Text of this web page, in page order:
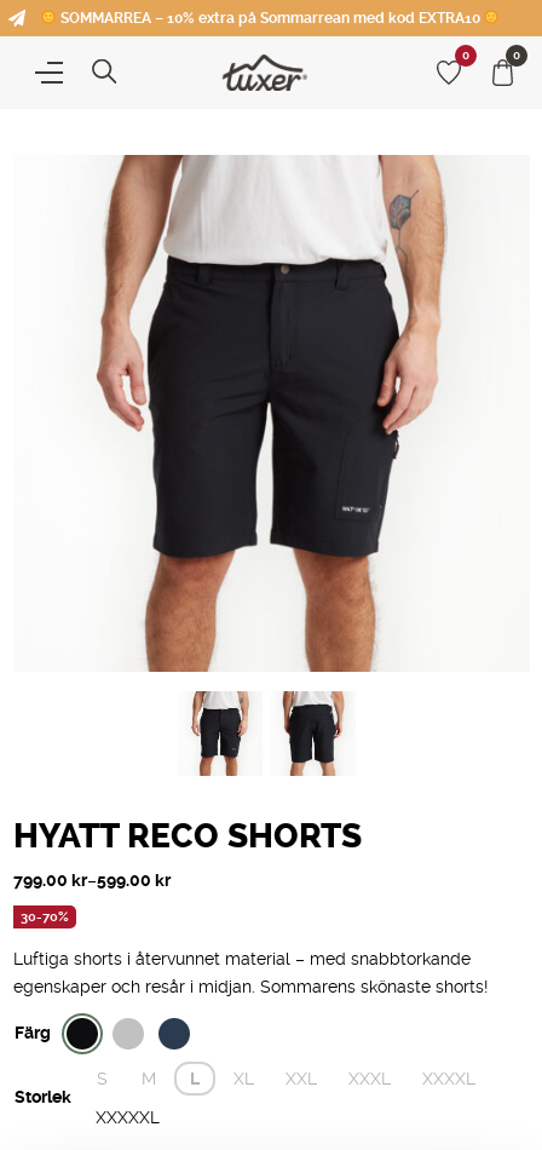
SOMMARREA – 10% extra på Sommarrean med kod EXTRA10
0 0
HYATT RECO SHORTS
599.00 kr
–
799.00 kr
Prisintervall:
599.00 kr
till
799.00 kr
30-70%
Luftiga shorts i återvunnet material – med snabbtorkande
egenskaper och resår i midjan. Sommarens skönaste shorts!
Storlek
S M L XL XXL XXXL
XXXXL
XXXXXL
Färg